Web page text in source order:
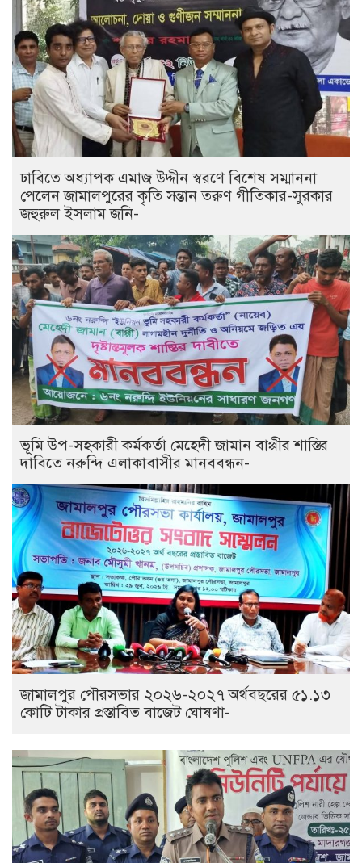
ঢাবিতে অধ্যাপক এমাজ উদ্দীন স্বরণে বিশেষ সম্মাননা
পেলেন জামালপুরের কৃতি সন্তান তরুণ গীতিকার-সুরকার
জহুরুল ইসলাম জনি-
ভূমি উপ-সহকারী কর্মকর্তা মেহেদী জামান বাপ্পীর শাস্তির
দাবিতে নরুন্দি এলাকাবাসীর মানববন্ধন-
জামালপুর পৌরসভার ২০২৬-২০২৭ অর্থবছরের ৫১.১৩
কোটি টাকার প্রস্তাবিত বাজেট ঘোষণা-